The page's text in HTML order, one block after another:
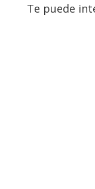
Te puede